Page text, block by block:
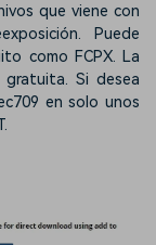
que viene con
Puede
como FCPX. La
Si desea
en solo unos